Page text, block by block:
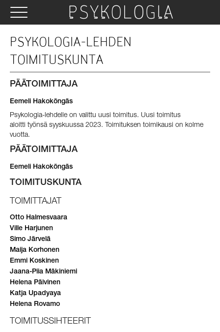
PSYKOLOGIA-LEHDEN
TOIMITUSKUNTA
PÄÄTOIMITTAJA
Eemeli Hakoköngäs
Psykologia-lehdelle on valittu uusi toimitus. Uusi toimitus
aloitti työnsä syyskuussa 2023. Toimituksen toimikausi on kolme
vuotta.
PÄÄTOIMITTAJA
Eemeli Hakoköngäs
TOIMITUSKUNTA
TOIMITTAJAT
Otto Halmesvaara
Ville Harjunen
Simo Järvelä
Maija Korhonen
Emmi Koskinen
Jaana-Piia Mäkiniemi
Helena Päivinen
Katja Upadyaya
Helena Rovamo
TOIMITUSSIHTEERIT